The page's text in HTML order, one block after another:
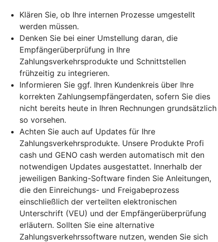
Klären Sie, ob Ihre internen Prozesse umgestellt
werden müssen.
Denken Sie bei einer Umstellung daran, die
Empfängerüberprüfung in Ihre
Zahlungsverkehrsprodukte und Schnittstellen
frühzeitig zu integrieren.
Informieren Sie ggf. Ihren Kundenkreis über Ihre
korrekten Zahlungsempfängerdaten, sofern Sie dies
nicht bereits heute in Ihren Rechnungen grundsätzlich
so vorsehen.
Achten Sie auch auf Updates für Ihre
Zahlungsverkehrsprodukte. Unsere Produkte Profi
cash und GENO cash werden automatisch mit den
notwendigen Updates ausgestattet. Innerhalb der
jeweiligen Banking-Software finden Sie Anleitungen,
die den Einreichungs- und Freigabeprozess
einschließlich der verteilten elektronischen
Unterschrift (VEU) und der Empfängerüberprüfung
erläutern. Sollten Sie eine alternative
Zahlungsverkehrssoftware nutzen, wenden Sie sich